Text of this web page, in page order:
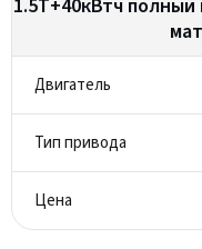
1.5T+40кВтч полный